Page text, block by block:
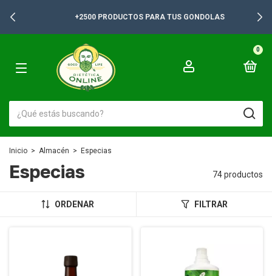
+2500 PRODUCTOS PARA TUS GONDOLAS
0
Inicio > Almacén > Especias
Especias 74 productos
ORDENAR FILTRAR